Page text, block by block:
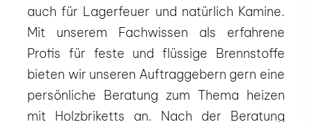
auch für Lagerfeuer und natürlich Kamine.
Mit unserem Fachwissen als erfahrene
Profis für feste und flüssige Brennstoffe
bieten wir unseren Auftraggebern gern eine
persönliche Beratung zum Thema heizen
mit Holzbriketts an. Nach der Beratung